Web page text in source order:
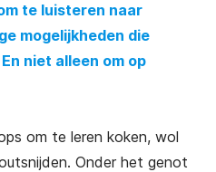
te luisteren naar
mogelijkheden die
niet alleen om op
om te leren koken, wol
Onder het genot